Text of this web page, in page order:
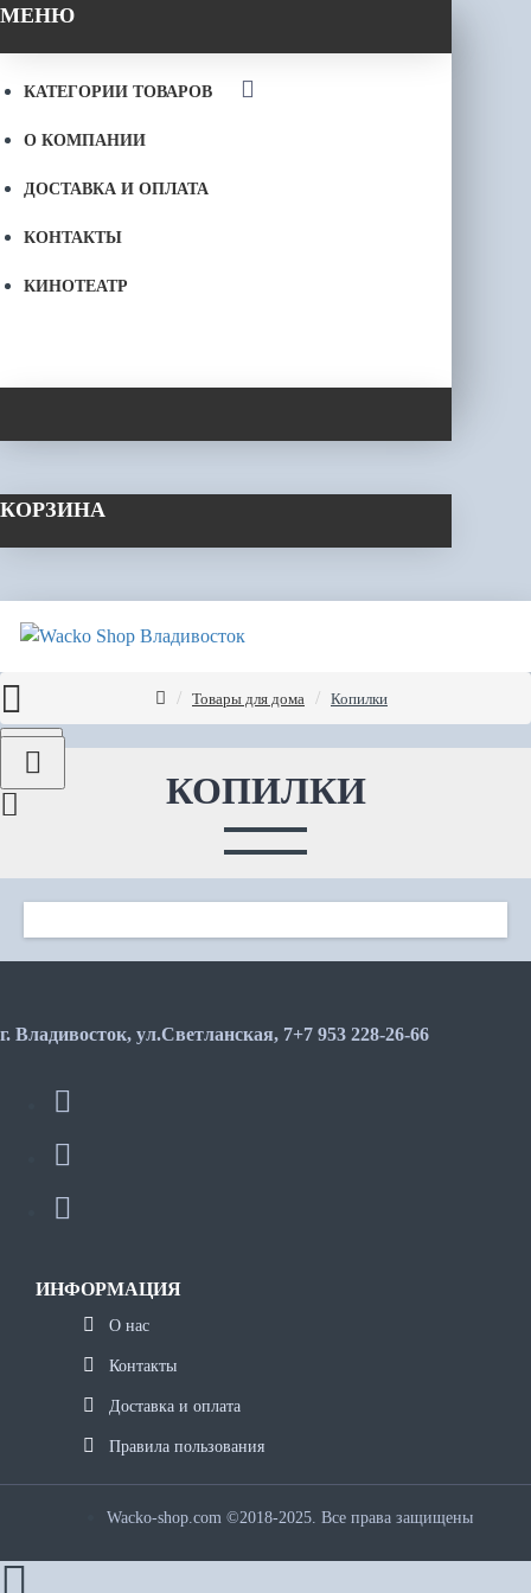
МЕНЮ
КАТЕГОРИИ ТОВАРОВ
О КОМПАНИИ
ДОСТАВКА И ОПЛАТА
КОНТАКТЫ
КИНОТЕАТР
КОРЗИНА
Товары для дома Копилки
КОПИЛКИ
г. Владивосток, ул.Светланская, 7+7 953 228-26-66
ИНФОРМАЦИЯ
О нас
Контакты
Доставка и оплата
Правила пользования
Wacko-shop.com ©2018-2025. Все права защищены